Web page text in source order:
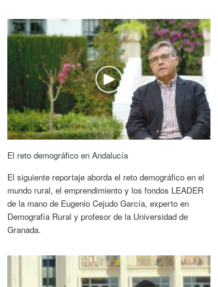
El reto demográfico en Andalucía
El siguiente reportaje aborda el reto demográfico en el
mundo rural, el emprendimiento y los fondos LEADER
de la mano de Eugenio Cejudo García, experto en
Demografía Rural y profesor de la Universidad de
Granada.